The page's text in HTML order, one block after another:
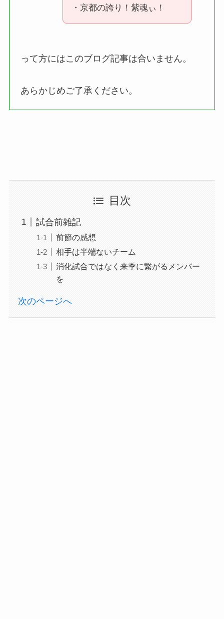
・京都の誇り！紫魂ぃ！
って方にはこのブログ記事は合いません。
あらかじめご了承ください。
目次
試合前雑記
前節の感想
相手は半端ないチーム
消化試合ではなく来季に繋がるメンバー
を
次のページへ